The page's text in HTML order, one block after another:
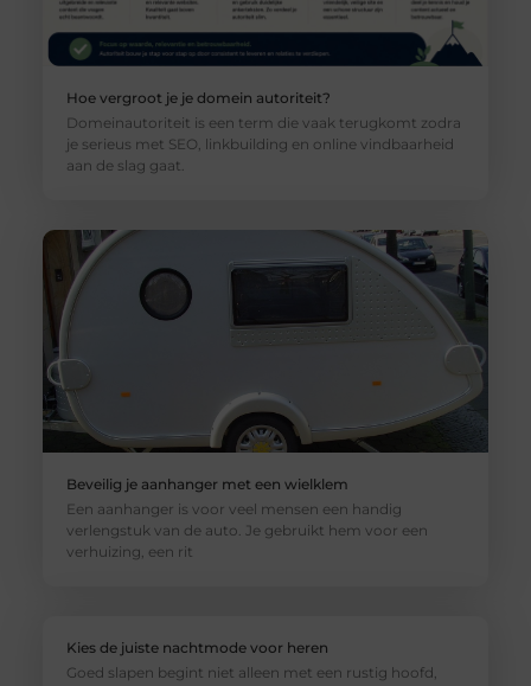
Hoe vergroot je je domein autoriteit?
Domeinautoriteit is een term die vaak terugkomt zodra
je serieus met SEO, linkbuilding en online vindbaarheid
aan de slag gaat.
Beveilig je aanhanger met een wielklem
Een aanhanger is voor veel mensen een handig
verlengstuk van de auto. Je gebruikt hem voor een
verhuizing, een rit
Kies de juiste nachtmode voor heren
Goed slapen begint niet alleen met een rustig hoofd,